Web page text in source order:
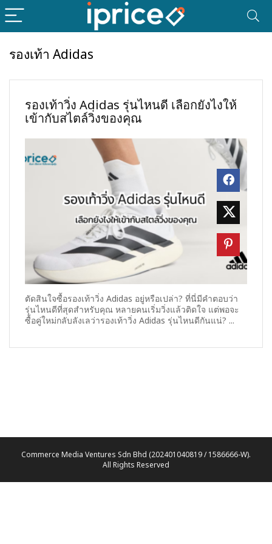
รองเท้า Adidas
รองเท้าวิ่ง Adidas รุ่นไหนดี เลือกยังไงให้
เข้ากับสไตล์วิ่งของคุณ
ตัดสินใจซื้อรองเท้าวิ่ง Adidas อยู่หรือเปล่า? ที่นี่มีคำตอบว่า
รุ่นไหนดีที่สุดสำหรับคุณ หลายคนเริ่มวิ่งแล้วติดใจ แต่พอจะ
ซื้อคู่ใหม่กลับลังเลว่ารองเท้าวิ่ง Adidas รุ่นไหนดีกันแน่? ...
Commerce Media Ventures Sdn Bhd (202401040819 / 1586666-W).
All Rights Reserved